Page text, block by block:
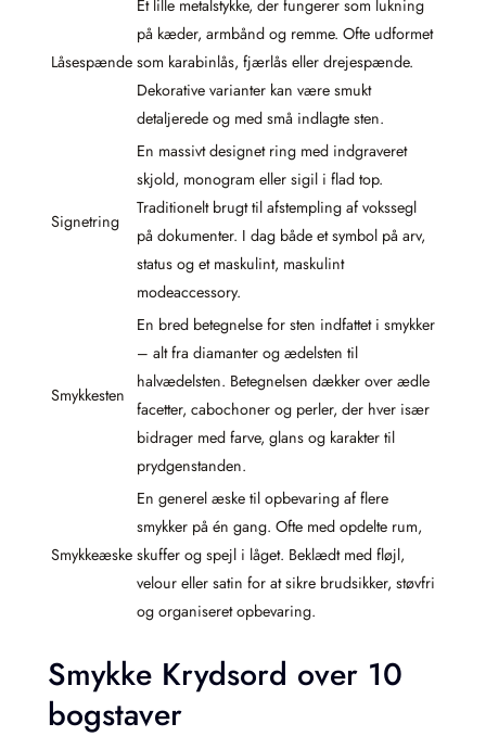
Låsespænde
Et lille metalstykke, der fungerer som lukning
på kæder, armbånd og remme. Ofte udformet
som karabinlås, fjærlås eller drejespænde.
Dekorative varianter kan være smukt
detaljerede og med små indlagte sten.
Signetring
En massivt designet ring med indgraveret
skjold, monogram eller sigil i flad top.
Traditionelt brugt til afstempling af vokssegl
på dokumenter. I dag både et symbol på arv,
status og et maskulint, maskulint
modeaccessory.
Smykkesten
En bred betegnelse for sten indfattet i smykker
– alt fra diamanter og ædelsten til
halvædelsten. Betegnelsen dækker over ædle
facetter, cabochoner og perler, der hver især
bidrager med farve, glans og karakter til
prydgenstanden.
Smykkeæske
En generel æske til opbevaring af flere
smykker på én gang. Ofte med opdelte rum,
skuffer og spejl i låget. Beklædt med fløjl,
velour eller satin for at sikre brudsikker, støvfri
og organiseret opbevaring.
Smykke Krydsord over 10
bogstaver